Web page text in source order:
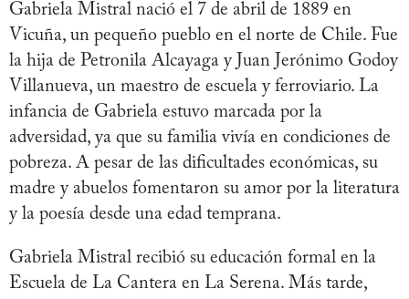
Gabriela Mistral nació el 7 de abril de 1889 en
Vicuña, un pequeño pueblo en el norte de Chile. Fue
la hija de Petronila Alcayaga y Juan Jerónimo Godoy
Villanueva, un maestro de escuela y ferroviario. La
infancia de Gabriela estuvo marcada por la
adversidad, ya que su familia vivía en condiciones de
pobreza. A pesar de las dificultades económicas, su
madre y abuelos fomentaron su amor por la literatura
y la poesía desde una edad temprana.
Gabriela Mistral recibió su educación formal en la
Escuela de La Cantera en La Serena. Más tarde,